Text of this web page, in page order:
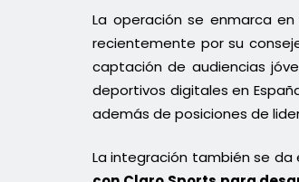
La operación se enmarca
recientemente por su
captación de audiencias
deportivos digitales en
además de posiciones de
La integración también se